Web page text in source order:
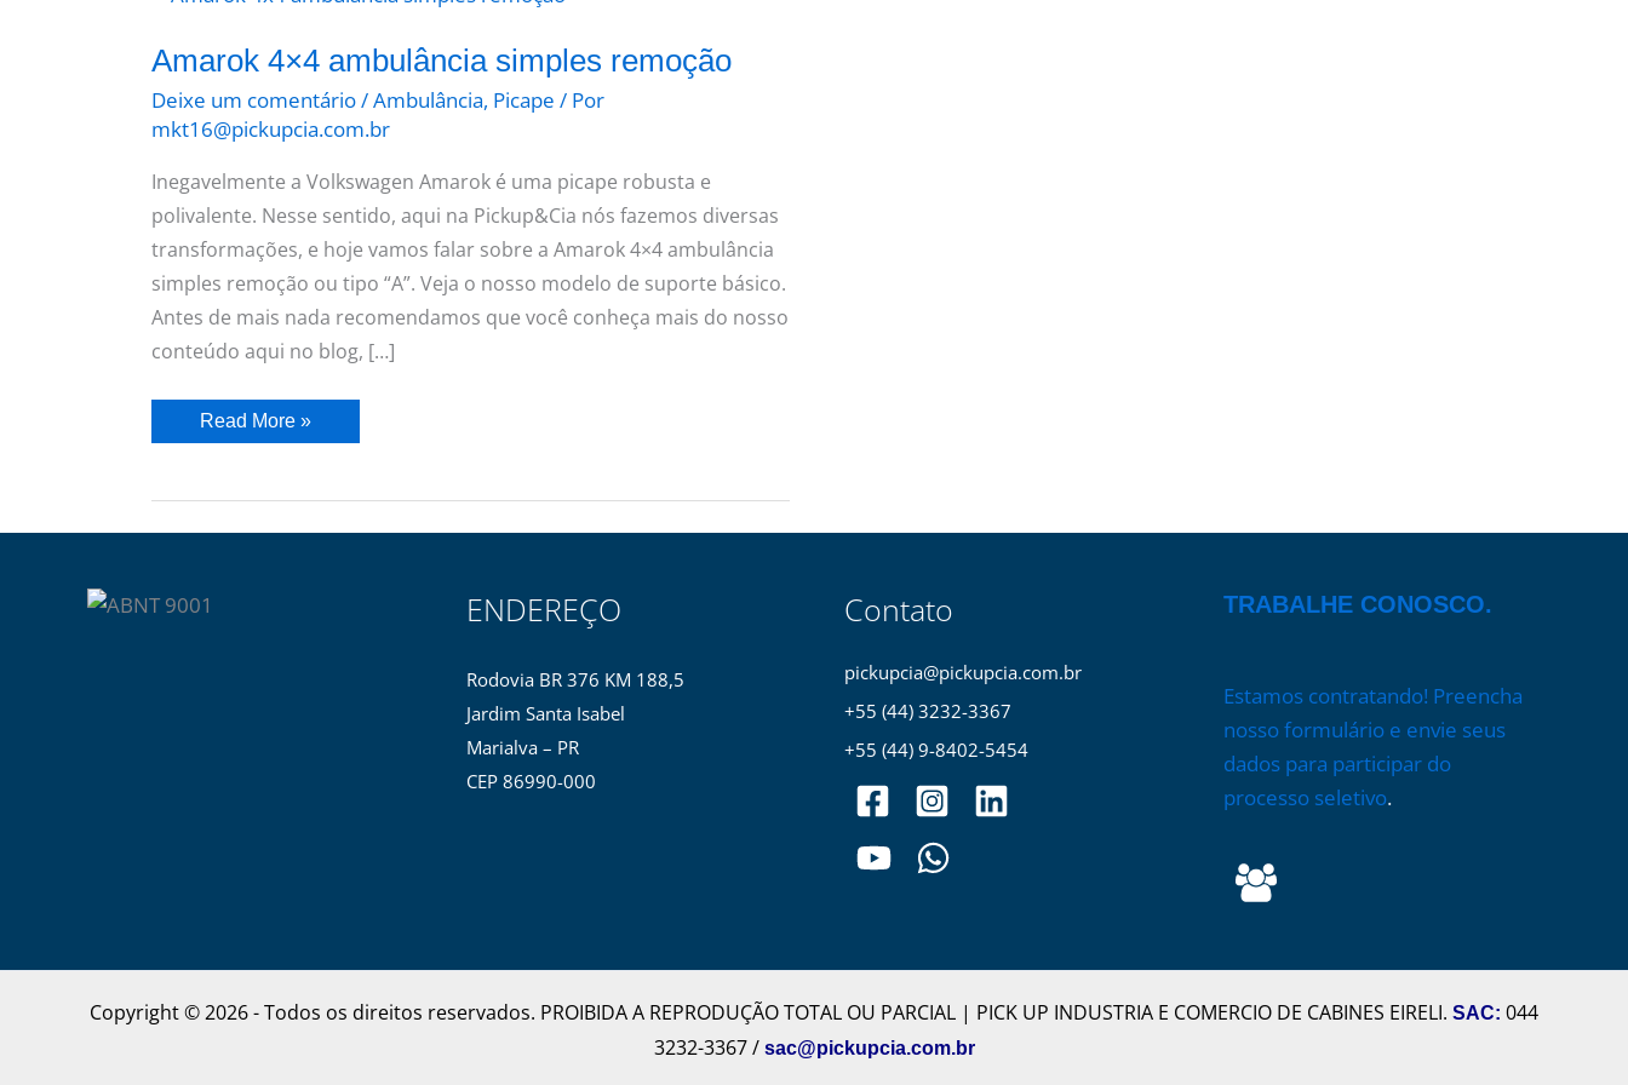
Amarok 4×4 ambulância simples remoção
Deixe um comentário/Ambulância, Picape / Por
mkt16@pickupcia.com.br
Inegavelmente a Volkswagen Amarok é uma picape robusta e
polivalente. Nesse sentido, aqui na Pickup&Cia nós fazemos diversas
transformações, e hoje vamos falar sobre a Amarok 4×4 ambulância
simples remoção ou tipo “A”. Veja o nosso modelo de suporte básico.
Antes de mais nada recomendamos que você conheça mais do nosso
conteúdo aqui no blog, […]
remoção
Read More »
ENDEREÇO
Rodovia BR 376 KM 188,5
Jardim Santa Isabel
Marialva – PR
CEP 86990-000
Contato
pickupcia@pickupcia.com.br
+55 (44) 3232-3367
+55 (44) 9-8402-5454
TRABALHE CONOSCO.
Estamos contratando! Preencha
nosso formulário e envie seus
dados para participar do
processo seletivo.
Copyright © 2026 - Todos os direitos reservados. PROIBIDA A REPRODUÇÃO TOTAL OU PARCIAL | PICK UP INDUSTRIA E COMERCIO DE CABINES EIRELI. SAC: 044
3232-3367 / sac@pickupcia.com.br